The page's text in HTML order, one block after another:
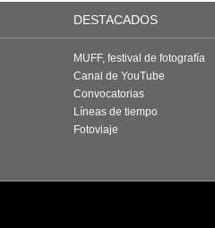
DESTACADOS
MUFF, festival de fotografía
Canal de YouTube
Convocatorias
Líneas de tiempo
Fotoviaje